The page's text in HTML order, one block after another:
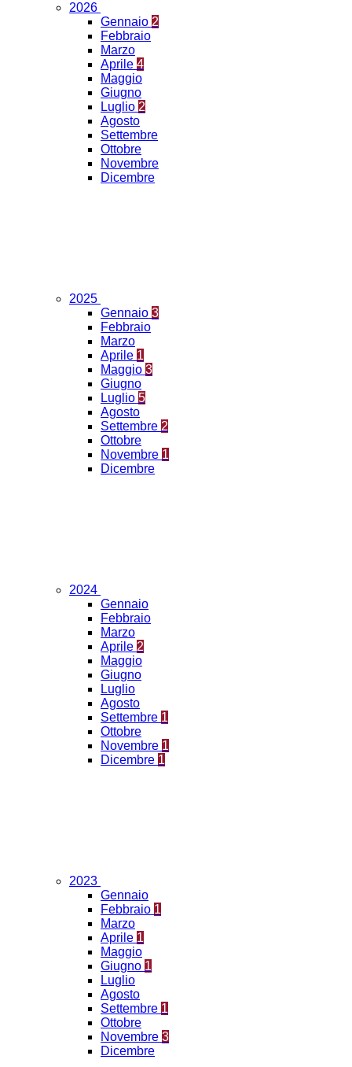
2026
Gennaio 2
Febbraio
Marzo
Aprile 4
Maggio
Giugno
Luglio 2
Agosto
Settembre
Ottobre
Novembre
Dicembre
2025
Gennaio 3
Febbraio
Marzo
Aprile 1
Maggio 3
Giugno
Luglio 5
Agosto
Settembre 2
Ottobre
Novembre 1
Dicembre
2024
Gennaio
Febbraio
Marzo
Aprile 2
Maggio
Giugno
Luglio
Agosto
Settembre 1
Ottobre
Novembre 1
Dicembre 1
2023
Gennaio
Febbraio 1
Marzo
Aprile 1
Maggio
Giugno 1
Luglio
Agosto
Settembre 1
Ottobre
Novembre 3
Dicembre